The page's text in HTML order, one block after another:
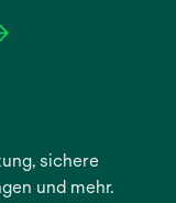
sichere
und mehr.